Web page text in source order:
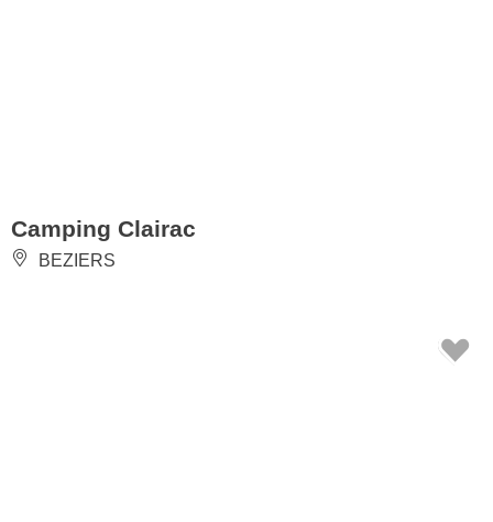
Camping Clairac
BEZIERS